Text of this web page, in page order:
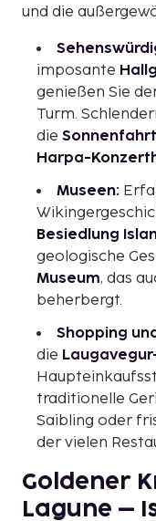
und die
imposante
genießen Sie
Turm.
die
Harpa-
Museen:
Besiedlung
geologische
Museum, das
beherbergt.
Shopping
die
traditionelle
Saibling oder
der vielen
Goldener
Lagune –